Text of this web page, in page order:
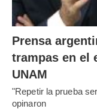
Prensa
trampas en el
UNAM
"Repetir la prueba
opinaron